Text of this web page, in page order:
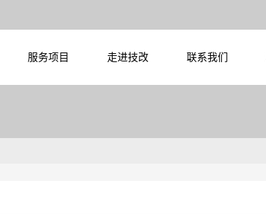
服务项目 走进技改 联系我们